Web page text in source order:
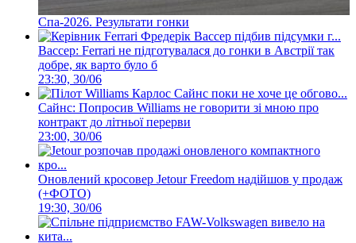
Спа-2026. Результати гонки
Вассер: Ferrari не підготувалася до гонки в Австрії так
добре, як варто було б
23:30, 30/06
Сайнс: Попросив Williams не говорити зі мною про
контракт до літньої перерви
23:00, 30/06
Оновлений кросовер Jetour Freedom надійшов у продаж
(+ФОТО)
19:30, 30/06